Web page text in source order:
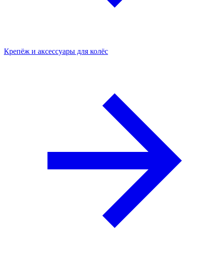
Крепёж и аксессуары для колёс